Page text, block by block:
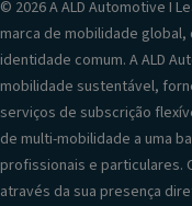
© 2026 A ALD Automotive I
marca de mobilidade global,
identidade comum. A ALD
mobilidade sustentável,
serviços de subscrição
de multi-mobilidade a uma
profissionais e particulares.
através da sua presença